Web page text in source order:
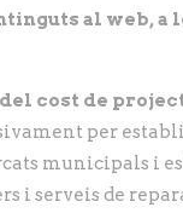
al web, a
del cost de
per
municipals i
i serveis de